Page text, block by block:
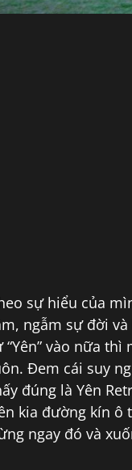
sự hiểu của
ngẫm sự đời
“Yên” vào nữa
Đem cái suy
đúng là Yên
kia đường kín ô
ngay đó và